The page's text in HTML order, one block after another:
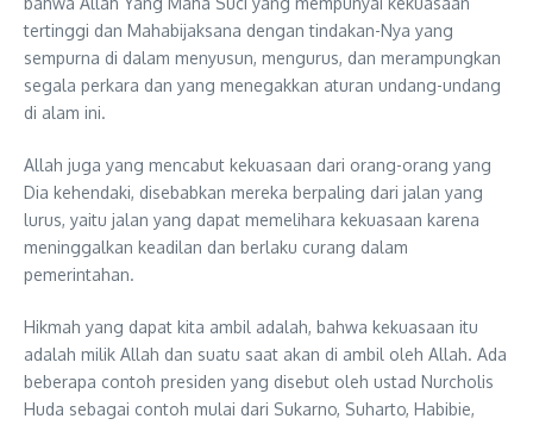
tertinggi dan Mahabijaksana dengan tindakan-Nya yang
sempurna di dalam menyusun, mengurus, dan merampungkan
segala perkara dan yang menegakkan aturan undang-undang
di alam ini.
Allah juga yang mencabut kekuasaan dari orang-orang yang
Dia kehendaki, disebabkan mereka berpaling dari jalan yang
lurus, yaitu jalan yang dapat memelihara kekuasaan karena
meninggalkan keadilan dan berlaku curang dalam
pemerintahan.
Hikmah yang dapat kita ambil adalah, bahwa kekuasaan itu
adalah milik Allah dan suatu saat akan di ambil oleh Allah. Ada
beberapa contoh presiden yang disebut oleh ustad Nurcholis
Huda sebagai contoh mulai dari Sukarno, Suharto, Habibie,